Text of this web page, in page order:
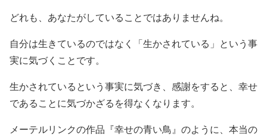
どれも、あなたがしていることではありませんね。
自分は生きているのではなく「生かされている」という事
実に気づくことです。
生かされているという事実に気づき、感謝をすると、幸せ
であることに気づかざるを得なくなります。
メーテルリンクの作品『幸せの青い鳥』のように、本当の